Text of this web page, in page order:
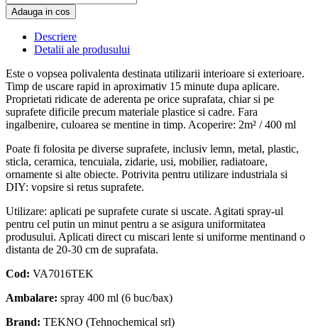
Adauga in cos
Descriere
Detalii ale produsului
Este o vopsea polivalenta destinata utilizarii interioare si exterioare.
Timp de uscare rapid in aproximativ 15 minute dupa aplicare.
Proprietati ridicate de aderenta pe orice suprafata, chiar si pe
suprafete dificile precum materiale plastice si cadre. Fara
ingalbenire, culoarea se mentine in timp. Acoperire: 2m² / 400 ml
Poate fi folosita pe diverse suprafete, inclusiv lemn, metal, plastic,
sticla, ceramica, tencuiala, zidarie, usi, mobilier, radiatoare,
ornamente si alte obiecte. Potrivita pentru utilizare industriala si
DIY: vopsire si retus suprafete.
Utilizare: aplicati pe suprafete curate si uscate. Agitati spray-ul
pentru cel putin un minut pentru a se asigura uniformitatea
produsului. Aplicati direct cu miscari lente si uniforme mentinand o
distanta de 20-30 cm de suprafata.
Cod: VA7016TEK
Ambalare: spray 400 ml (6 buc/bax)
Brand: TEKNO (Tehnochemical srl)